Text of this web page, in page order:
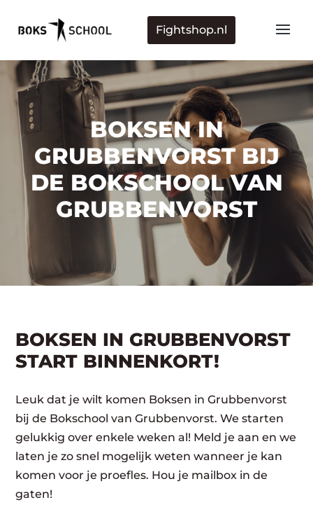
Fightshop.nl
BOKSEN IN
GRUBBENVORST BIJ
DE BOKSCHOOL VAN
GRUBBENVORST
BOKSEN IN GRUBBENVORST
START BINNENKORT!
Leuk dat je wilt komen Boksen in Grubbenvorst
bij de Bokschool van Grubbenvorst. We starten
gelukkig over enkele weken al! Meld je aan en we
laten je zo snel mogelijk weten wanneer je kan
komen voor je proefles. Hou je mailbox in de
gaten!